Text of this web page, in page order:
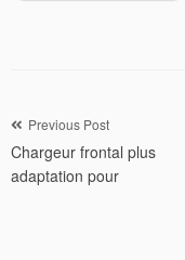
Navigation
de
l’article
Previous Post
Chargeur frontal plus
adaptation pour